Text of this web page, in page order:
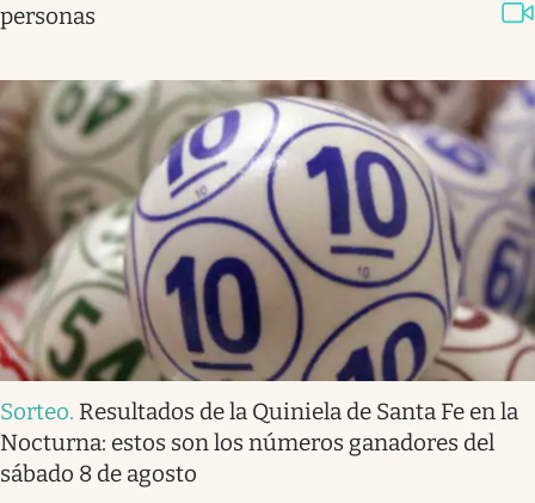
personas
Sorteo. Resultados de la Quiniela de Santa Fe en la
Nocturna: estos son los números ganadores del
sábado 8 de agosto